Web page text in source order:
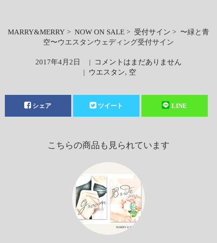
MARRY&MERRY > NOW ON SALE > 受付サイン > 〜緑と青
空〜ウエスタンウェディング受付サイン
2017年4月2日 |
コメントはまだありません
| ウエスタン, 空
シェア ツイート LINE
こちらの商品も見られています